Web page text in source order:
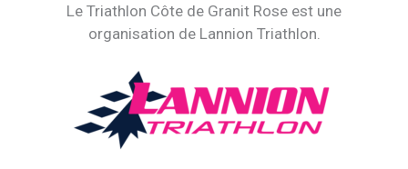
Le Triathlon Côte de Granit Rose est une
organisation de Lannion Triathlon.